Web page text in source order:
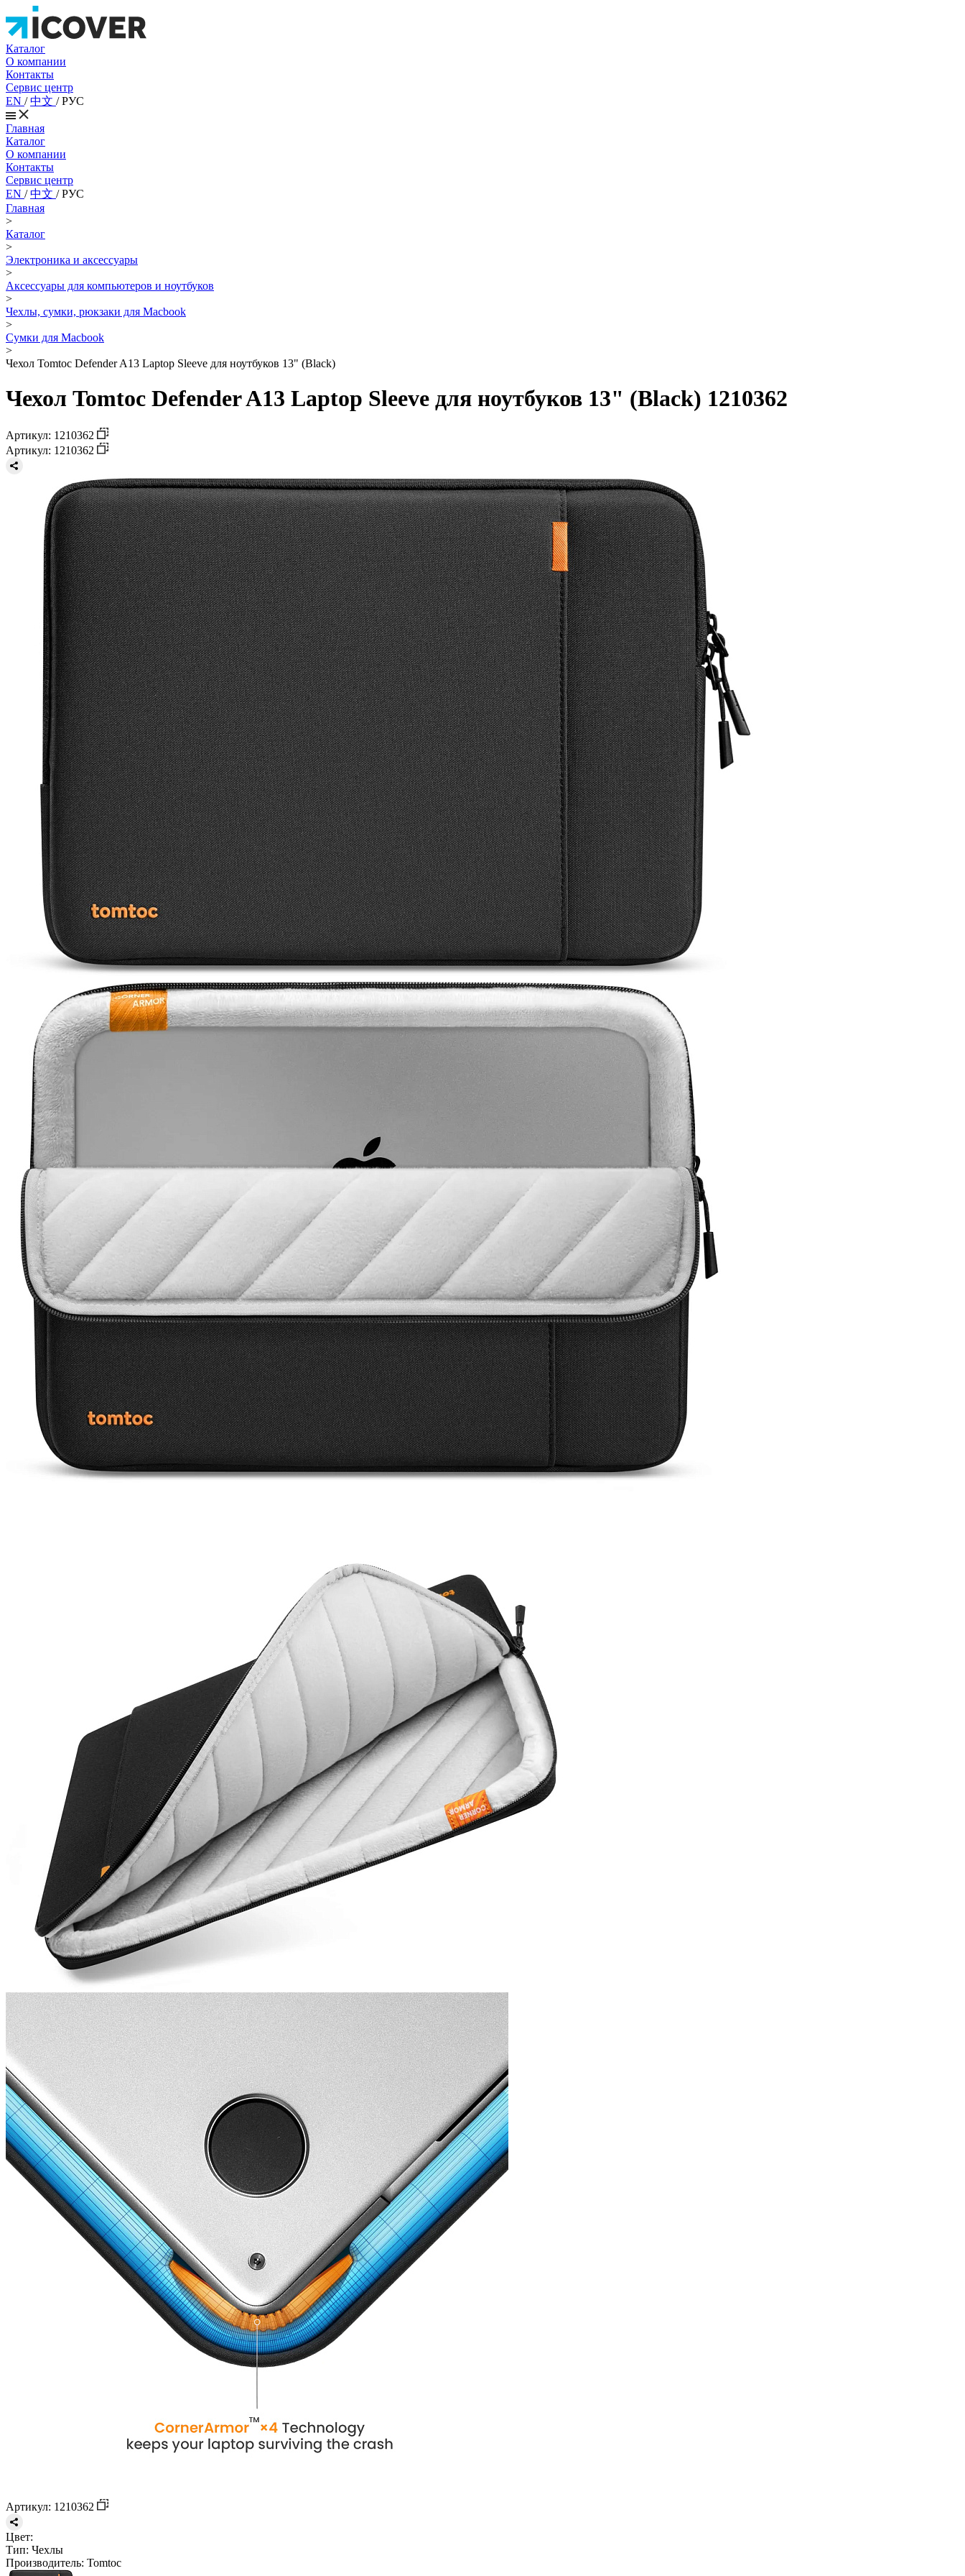
Каталог
О компании
Контакты
Сервис центр
EN /中文 /РУС
Главная
Каталог
О компании
Контакты
Сервис центр
EN /中文 /РУС
Главная
>
Каталог
>
Электроника и аксессуары
>
Аксессуары для компьютеров и ноутбуков
>
Чехлы, сумки, рюкзаки для Macbook
>
Сумки для Macbook
>
Чехол Tomtoc Defender A13 Laptop Sleeve для ноутбуков 13" (Black)
Чехол Tomtoc Defender A13 Laptop Sleeve для ноутбуков 13" (Black) 1210362
Артикул: 1210362
Артикул: 1210362
Артикул: 1210362
Цвет:
Тип: Чехлы
Производитель: Tomtoc